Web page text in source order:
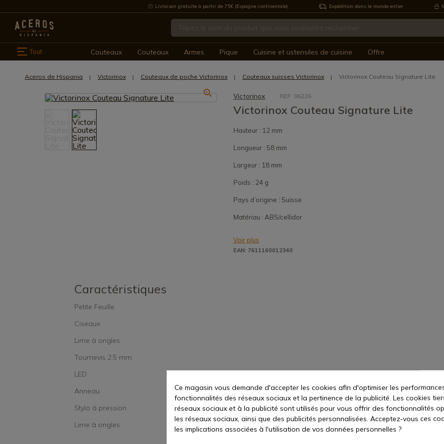
Livraison gratuite à partir de 75€ (Espagne continentale) Expédition dans le monde entier
Tout Couteaux Couteaux Armes Pique Cuisine et ustensiles de cuisine Offre
Aceros de Hispania Victorinox Couteaux de poche Victorinox Couteaux suisses Victorinox Victorinox Couteau Signature Lite
Victorinox REF: 06226
Victorinox Couteau Signature Lite
Hauteur : 12 mm
Longueur : 58 mm
Largeur : 18 mm
Poids : 24 g
Pays d’origine : Suisse
Matériau : ABS/cellidor
Voir plus
EAN: 7611160012340
Caractéristiques
Petite Feuille
Ciseaux
Lime à ongles
Tournevis 2,5 mm
LED
Anneau
Stylo à pression
Lime à ongles
Ce magasin vous demande d'accepter les cookies afin d'optimiser les
fonctionnalités des réseaux sociaux et la pertinence de la publicité. Les cookies
réseaux sociaux et à la publicité sont utilisés pour vous offrir des fonctionnalités
les réseaux sociaux, ainsi que des publicités personnalisées. Acceptez-vous ces
les implications associées à l'utilisation de vos données personnelles ?